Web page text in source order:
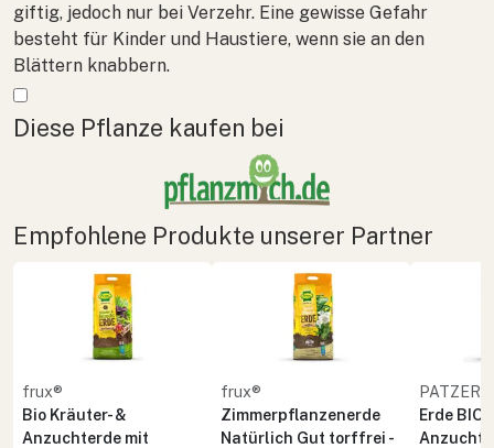
giftig, jedoch nur bei Verzehr. Eine gewisse Gefahr
besteht für Kinder und Haustiere, wenn sie an den
Blättern knabbern.
Mehr anzeigen
Diese Pflanze kaufen bei
Empfohlene Produkte unserer Partner
frux®
Bio Kräuter- &
Anzuchterde mit
frux®
Zimmerpflanzenerde
Natürlich Gut torffrei -
PATZER
Erde
Anzucht